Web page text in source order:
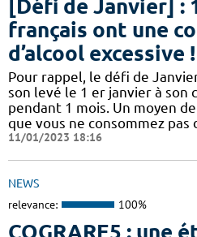
[Défi de Janvier] :
français ont une
d’alcool excessive !
Pour rappel, le défi de
son levé le 1 er janvier à son
pendant 1 mois. Un moyen
que vous ne consommez pas
11/01/2023 18:16
NEWS
relevance: 100%
COGRARE5 : une